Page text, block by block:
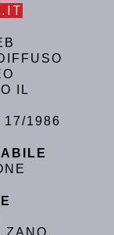
IL
17/1986